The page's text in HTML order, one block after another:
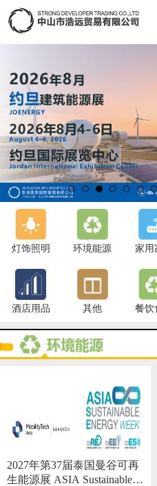
灯饰照明 环境能源 家用
酒店用品 其他 餐饮
2027年第37届泰国曼谷可再
生能源展 ASIA Sustainable E